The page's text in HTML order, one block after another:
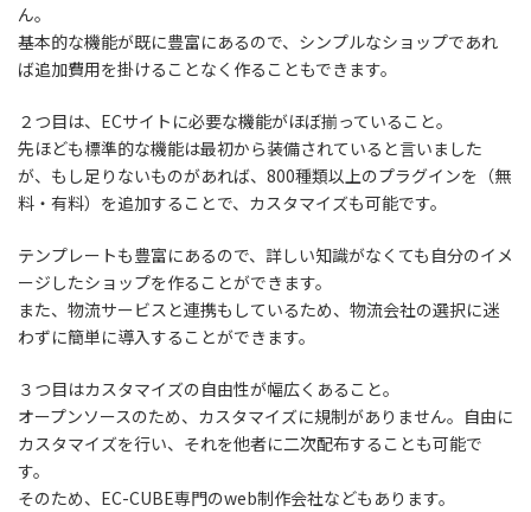
ん。
基本的な機能が既に豊富にあるので、シンプルなショップであれ
ば追加費用を掛けることなく作ることもできます。
２つ目は、ECサイトに必要な機能がほぼ揃っていること。
先ほども標準的な機能は最初から装備されていると言いました
が、もし足りないものがあれば、800種類以上のプラグインを（無
料・有料）を追加することで、カスタマイズも可能です。
テンプレートも豊富にあるので、詳しい知識がなくても自分のイメ
ージしたショップを作ることができます。
また、物流サービスと連携もしているため、物流会社の選択に迷
わずに簡単に導入することができます。
３つ目はカスタマイズの自由性が幅広くあること。
オープンソースのため、カスタマイズに規制がありません。自由に
カスタマイズを行い、それを他者に二次配布することも可能で
す。
そのため、EC-CUBE専門のweb制作会社などもあります。